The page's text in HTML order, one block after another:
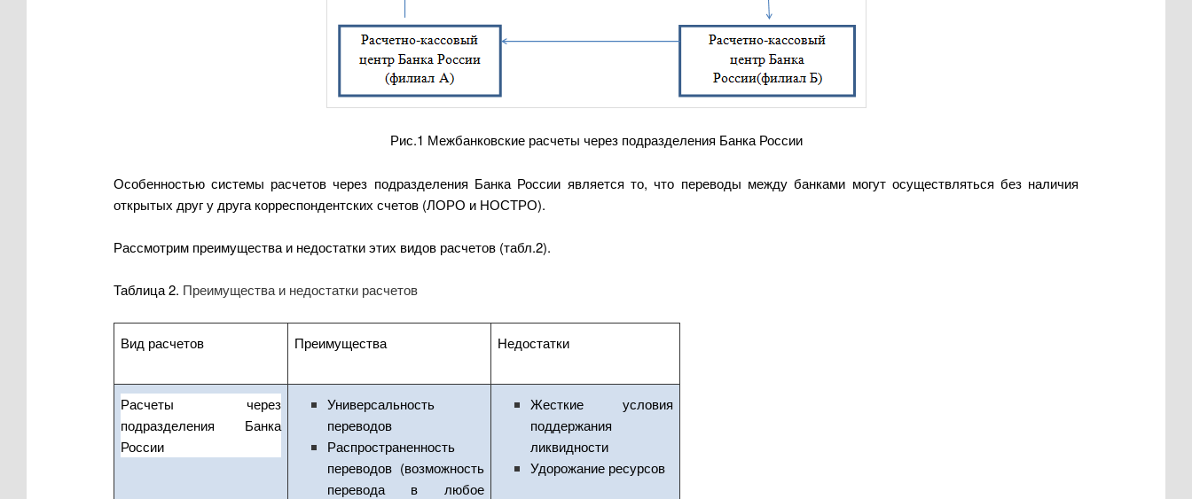
Рис.1 Межбанковские расчеты через подразделения Банка России
Особенностью системы расчетов через подразделения Банка России является то, что переводы между банками могут осуществляться без наличия
открытых друг у друга корреспондентских счетов (ЛОРО и НОСТРО).
Рассмотрим преимущества и недостатки этих видов расчетов (табл.2).
Таблица 2. Преимущества и недостатки расчетов
Вид расчетов Преимущества Недостатки
Расчеты через
подразделения Банка
России
Универсальность
переводов
Распространенность
переводов (возможность
перевода в любое
Жесткие условия
поддержания
ликвидности
Удорожание ресурсов